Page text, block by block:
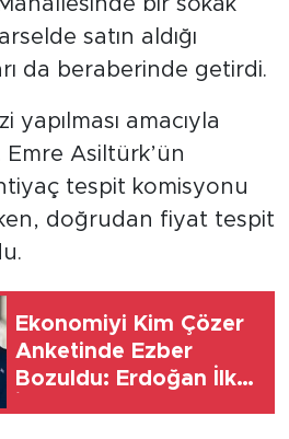
satın aldığı
da beraberinde getirdi.
yapılması amacıyla
Emre Asiltürk’ün
tespit komisyonu
doğrudan fiyat tespit
Ekonomiyi Kim Çözer
Anketinde Ezber
Bozuldu: Erdoğan İlk